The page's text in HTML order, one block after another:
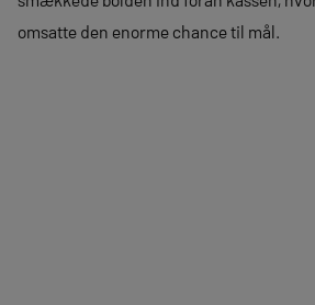
omsatte den enorme chance til mål.